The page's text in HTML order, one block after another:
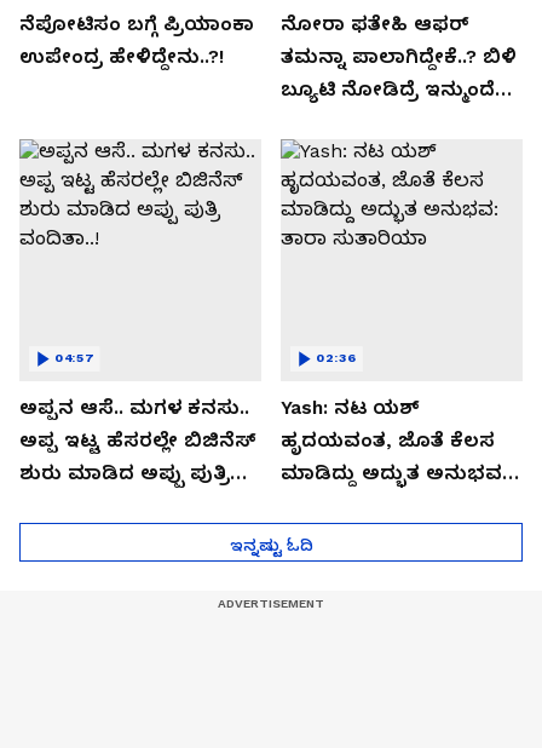
ನೆಪೋಟಿಸಂ ಬಗ್ಗೆ ಪ್ರಿಯಾಂಕಾ
ಉಪೇಂದ್ರ ಹೇಳಿದ್ದೇನು..?!
ನೋರಾ ಫತೇಹಿ ಆಫರ್​
ತಮನ್ನಾ ಪಾಲಾಗಿದ್ದೇಕೆ..? ಬಿಳಿ
ಬ್ಯೂಟಿ ನೋಡಿದ್ರೆ ಇನ್ಮುಂದೆ
ಅಪ್ಪನ ಆಸೆ.. ಮಗಳ ಕನಸು..
ಅಪ್ಪ ಇಟ್ಟ ಹೆಸರಲ್ಲೇ ಬಿಜಿನೆಸ್​
ಶುರು ಮಾಡಿದ ಅಪ್ಪು ಪುತ್ರಿ
04:57
Yash: ನಟ ಯಶ್​
ಹೃದಯವಂತ, ಜೊತೆ ಕೆಲಸ
ಮಾಡಿದ್ದು ಅದ್ಭುತ ಅನುಭವ:
02:36
ಇನ್ನಷ್ಟು ಓದಿ